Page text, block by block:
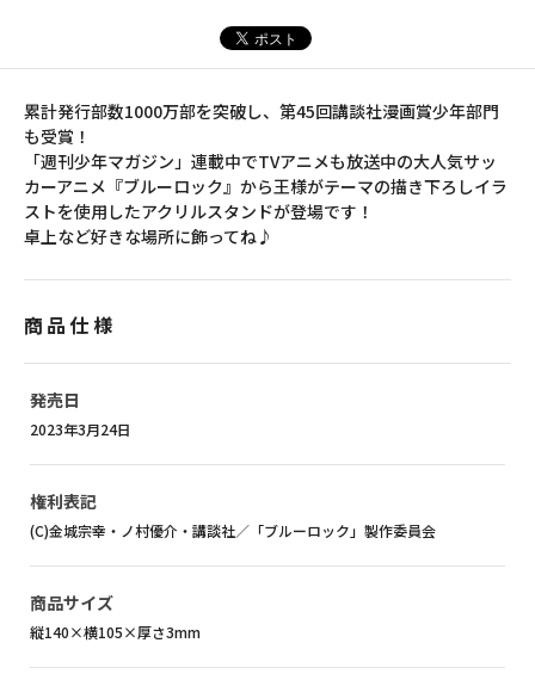
累計発行部数1000万部を突破し、第45回講談社漫画賞少年部門
も受賞！
「週刊少年マガジン」連載中でTVアニメも放送中の大人気サッ
カーアニメ『ブルーロック』から王様がテーマの描き下ろしイラ
ストを使用したアクリルスタンドが登場です！
卓上など好きな場所に飾ってね♪
商品仕様
発売日
2023年3月24日
権利表記
(C)金城宗幸・ノ村優介・講談社／「ブルーロック」製作委員会
商品サイズ
縦140×横105×厚さ3mm